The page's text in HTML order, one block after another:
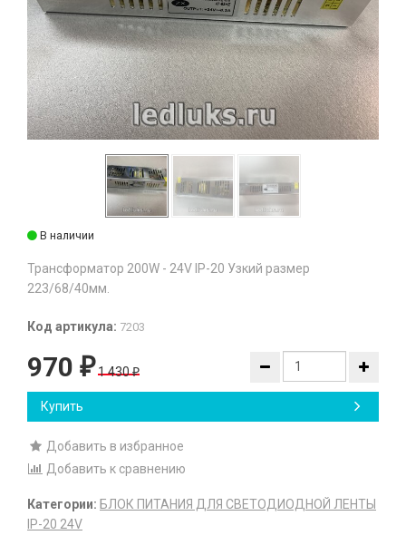
В наличии
Трансформатор 200W - 24V IP-20 Узкий размер
223/68/40мм.
Код артикула: 7203
970 ₽1 430₽
Купить
Добавить в избранное
Добавить к сравнению
Категории: БЛОК ПИТАНИЯ ДЛЯ СВЕТОДИОДНОЙ ЛЕНТЫ
IP-20 24V